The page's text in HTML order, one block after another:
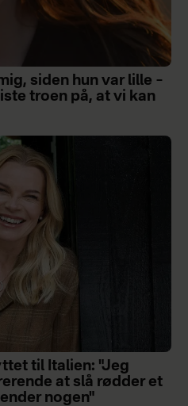
siden hun var lille –
troen på, at vi kan
til Italien: "Jeg
at slå rødder et
nogen"